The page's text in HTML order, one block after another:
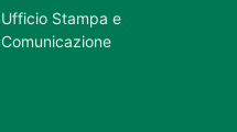
Ufficio Stampa e
Comunicazione